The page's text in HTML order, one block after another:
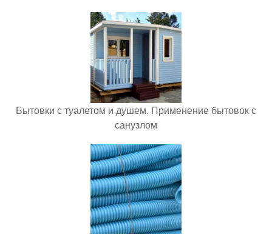
Бытовки с туалетом и душем. Применение бытовок с
санузлом